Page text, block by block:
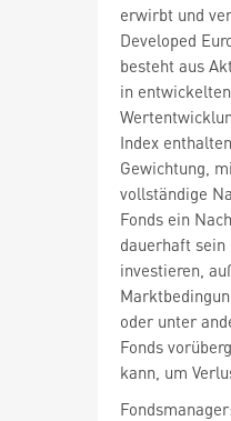
erwirbt und
Developed
besteht aus
in
Index
Gewichtung,
vollständige
Fonds ein
dauerhaft sein
investieren,
oder unter
Fonds
kann, um